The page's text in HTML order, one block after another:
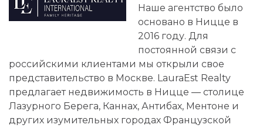
Наше агентство было
основано в Ницце в
2016 году. Для
постоянной связи с
российскими клиентами мы открыли свое
представительство в Москве. LauraEst Realty
предлагает недвижимость в Ницце ― столице
Лазурного Берега, Каннах, Антибах, Ментоне и
других изумительных городах Французской